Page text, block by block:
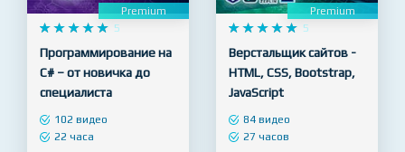

  
    5
Программирование на
C# – от новичка до
специалиста
    
     5
Верстальщик сайтов -
HTML, CSS, Bootstrap,
JavaScript